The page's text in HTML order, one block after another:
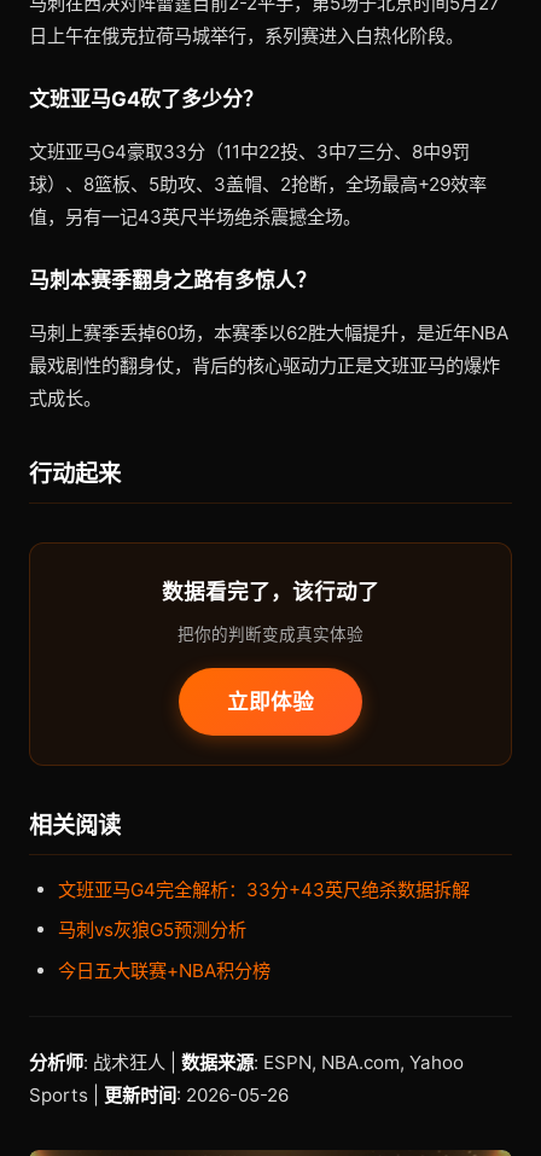
日上午在俄克拉荷马城举行，系列赛进入白热化阶段。
文班亚马G4砍了多少分？
文班亚马G4豪取33分（11中22投、3中7三分、8中9罚
球）、8篮板、5助攻、3盖帽、2抢断，全场最高+29效率
值，另有一记43英尺半场绝杀震撼全场。
马刺本赛季翻身之路有多惊人？
马刺上赛季丢掉60场，本赛季以62胜大幅提升，是近年NBA
最戏剧性的翻身仗，背后的核心驱动力正是文班亚马的爆炸
式成长。
行动起来
数据看完了，该行动了
把你的判断变成真实体验
立即体验
相关阅读
文班亚马G4完全解析：33分+43英尺绝杀数据拆解
马刺vs灰狼G5预测分析
今日五大联赛+NBA积分榜
分析师: 战术狂人 | 数据来源: ESPN, NBA.com, Yahoo
Sports | 更新时间: 2026-05-26